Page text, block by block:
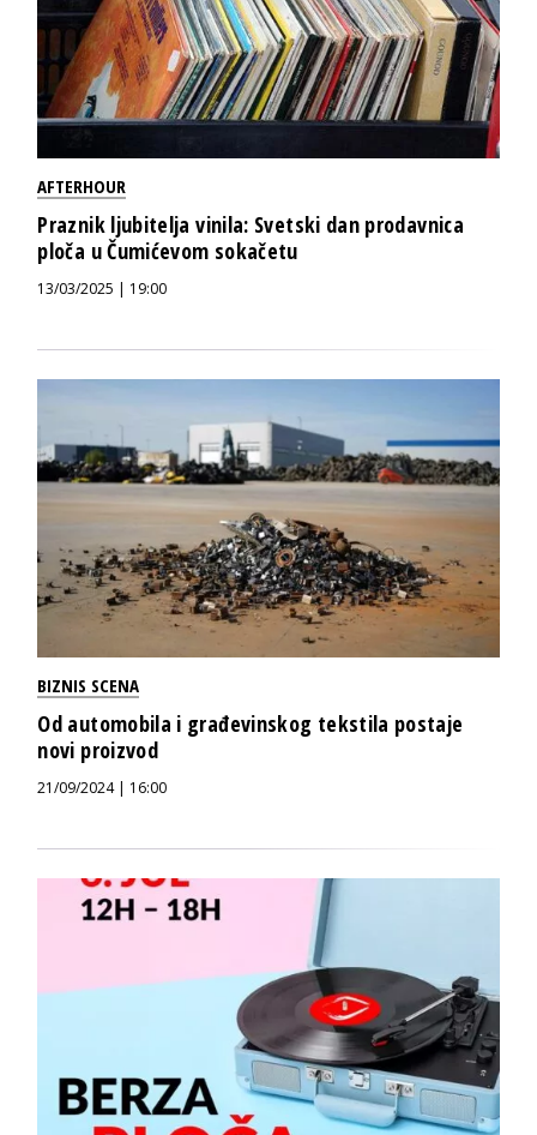
AFTERHOUR
Praznik ljubitelja vinila: Svetski dan prodavnica
ploča u Čumićevom sokačetu
13/03/2025 | 19:00
BIZNIS SCENA
Od automobila i građevinskog tekstila postaje
novi proizvod
21/09/2024 | 16:00